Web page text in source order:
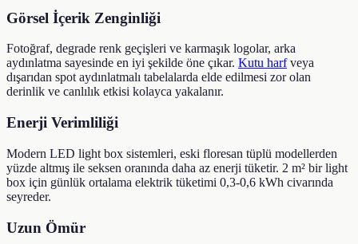
Görsel İçerik Zenginliği
Fotoğraf, degrade renk geçişleri ve karmaşık logolar, arka
aydınlatma sayesinde en iyi şekilde öne çıkar. Kutu harfveya
dışarıdan spot aydınlatmalı tabelalarda elde edilmesi zor olan
derinlik ve canlılık etkisi kolayca yakalanır.
Enerji Verimliliği
Modern LED light box sistemleri, eski floresan tüplü modellerden
yüzde altmış ile seksen oranında daha az enerji tüketir. 2 m² bir light
box için günlük ortalama elektrik tüketimi 0,3-0,6 kWh civarında
seyreder.
Uzun Ömür